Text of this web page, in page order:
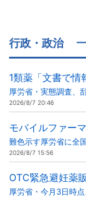
行政・政治
1類薬「文書で情
厚労省・実態調査、
2026/8/7 20:46
モバイルファー
難色示す厚労省に全
2026/8/7 15:56
OTC緊急避妊薬
厚労省・今月3日時